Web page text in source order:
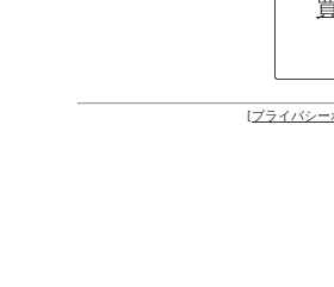
[プライバシー